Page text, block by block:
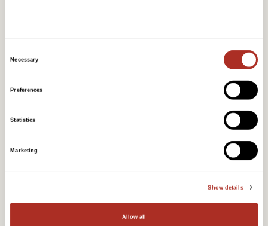
Necessary
Preferences
Statistics
Marketing
Show details
Allow all
78,3 kg per stk.